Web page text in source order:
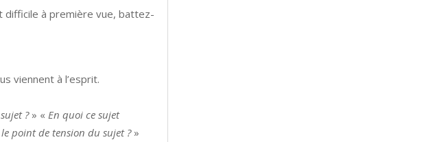
difficile à première vue, battez-
viennent à l’esprit.
?» « En quoi ce sujet
point de tension du sujet ?»